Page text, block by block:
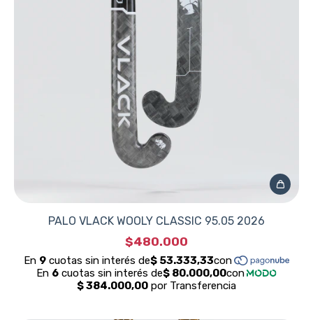
PALO VLACK WOOLY CLASSIC 95.05 2026
$480.000